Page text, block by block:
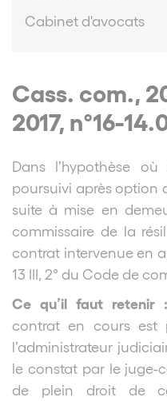
Cabinet d'avocats
Cass. com.,
2017, n°16-
Dans l’hypothèse
poursuivi après option
suite à mise en
commissaire de la
contrat intervenue en
13 III, 2° du Code de
Ce qu’il faut retenir :
contrat en cours est
l’administrateur
le constat par le juge-
de plein droit de